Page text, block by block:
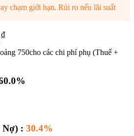
chạm giới hạn. Rủi ro nếu lãi suất
₫
750cho các chi phí phụ (Thuế +
%
Nợ) : 30.4%